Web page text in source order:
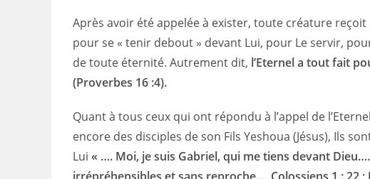
Après avoir été appelée à exister, toute créature
pour se « tenir debout » devant Lui, pour Le servir,
de toute éternité. Autrement dit, l’Eternel a tout fait
(Proverbes 16 :4).
Quant à tous ceux qui ont répondu à l’appel de
encore des disciples de son Fils Yeshoua (Jésus), Ils
Lui « …. Moi, je suis Gabriel, qui me tiens devant Dieu….